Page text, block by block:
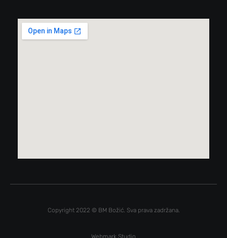
Copyright 2022 © BM Božić. Sva prava zadržana.
Webmark Studio